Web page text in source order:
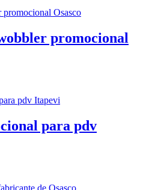
promocional
para pdv